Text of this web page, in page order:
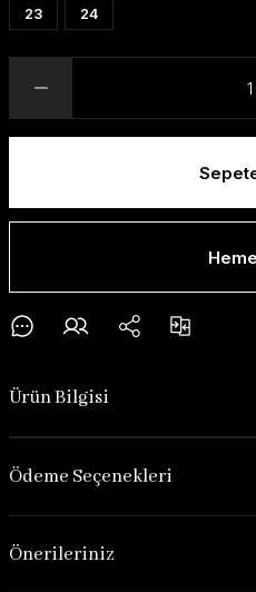
23 24
Ürün Bilgisi
Ödeme Seçenekleri
Önerileriniz